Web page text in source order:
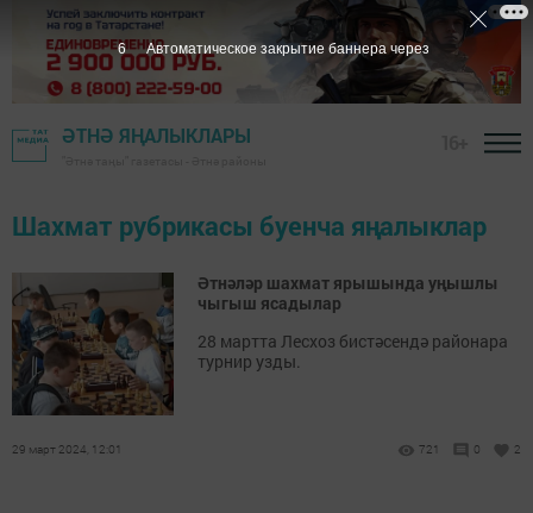
ӘТНӘ ЯҢАЛЫКЛАРЫ
Шахмат рубрикасы буенча яңалыклар
Әтнәләр шахмат ярышында уңышлы
чыгыш ясадылар
28 мартта Лесхоз бистәсендә районара
турнир узды.
29 март 2024, 12:01 721 0 2
5 Автоматическое закрытие баннера через